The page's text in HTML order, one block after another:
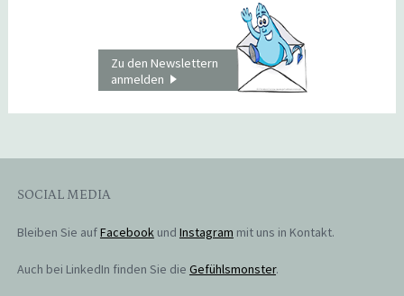
Zu den Newslettern
anmelden
SOCIAL MEDIA
Bleiben Sie aufFacebookund Instagram mit uns in Kontakt.
Auch bei LinkedIn finden Sie die Gefühlsmonster.